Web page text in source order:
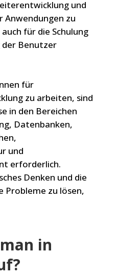
und
Anwendungen zu
für die Schulung
Benutzer
für
zu arbeiten, sind
in den Bereichen
Datenbanken,
und
erforderlich.
Denken und die
Probleme zu lösen,
in